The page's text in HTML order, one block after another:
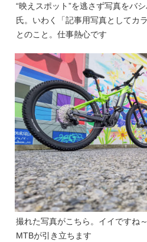
“映えスポット”を逃さず写真をバ
氏。いわく「記事用写真としてカ
とのこと。仕事熱心です
撮れた写真がこちら。イイですね
MTBが引き立ちます